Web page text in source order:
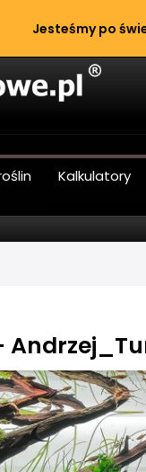
Jesteśmy po
Kalkulatory